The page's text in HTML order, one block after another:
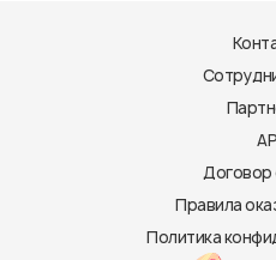
Договор
Правила
Политика